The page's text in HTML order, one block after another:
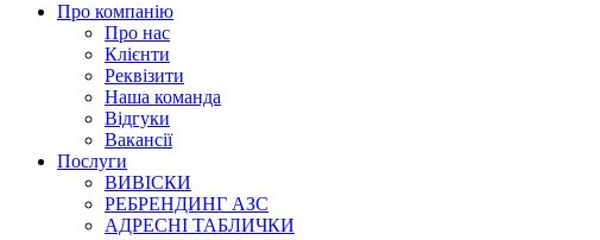
Про компанію
Про нас
Клієнти
Реквізити
Наша команда
Відгуки
Вакансії
Послуги
ВИВІСКИ
РЕБРЕНДИНГ АЗС
АДРЕСНІ ТАБЛИЧКИ